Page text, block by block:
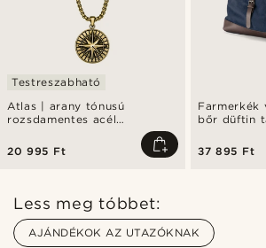
Atlas | arany tónusú
rozsdamentes acél
sarkcsillag medálos nyaklánc
Testreszabható
20 995 Ft
Farmerkék
bőr düftin
37 895 Ft
Less meg tóbbet:
AJÁNDÉKOK AZ UTAZÓKNAK